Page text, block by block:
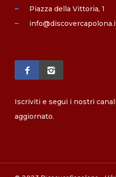
Piazza della Vittoria, 1
Iscriviti e segui i nostri
aggiornato.